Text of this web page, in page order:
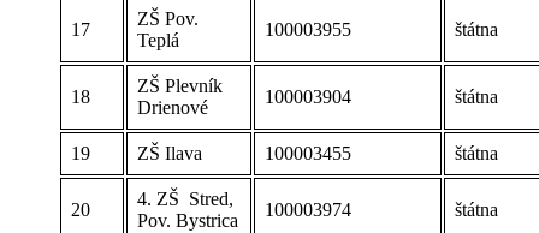
17
ZŠ Pov.
Teplá
100003955 štátna
18
ZŠ Plevník
Drienové
100003904 štátna
19 ZŠ Ilava 100003455 štátna
20
4. ZŠ Stred,
Pov. Bystrica
100003974 štátna